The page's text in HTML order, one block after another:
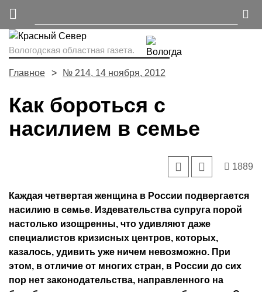
Вологодская областная газета.
Главное № 214, 14 ноября, 2012
Как бороться с
насилием в семье
1889
Каждая четвертая женщина в России подвергается
насилию в семье. Издевательства супруга порой
настолько изощренны, что удивляют даже
специалистов кризисных центров, которых,
казалось, удивить уже ничем невозможно. При
этом, в отличие от многих стран, в России до сих
пор нет законодательства, направленного на